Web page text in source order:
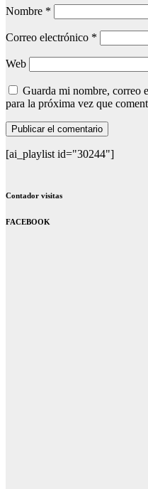
Nombre *
Correo electrónico *
Web
Guarda mi nombre, correo
para la próxima vez que
[ai_playlist id="30244"]
Contador visitas
FACEBOOK